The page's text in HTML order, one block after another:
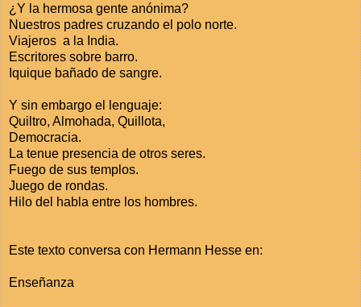
¿Y la hermosa gente anónima?
Nuestros padres cruzando el polo norte.
Viajeros a la India.
Escritores sobre barro.
Iquique bañado de sangre.
Y sin embargo el lenguaje:
Quiltro, Almohada, Quillota,
Democracia.
La tenue presencia de otros seres.
Fuego de sus templos.
Juego de rondas.
Hilo del habla entre los hombres.
Este texto conversa con Hermann Hesse en:
Enseñanza